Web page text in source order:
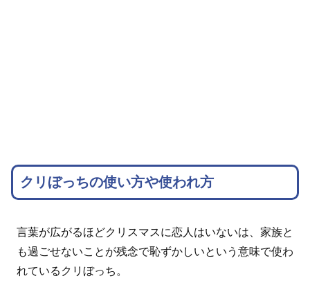
クリぼっちの使い方や使われ方
言葉が広がるほどクリスマスに恋人はいないは、家族と
も過ごせないことが残念で恥ずかしいという意味で使わ
れているクリぼっち。